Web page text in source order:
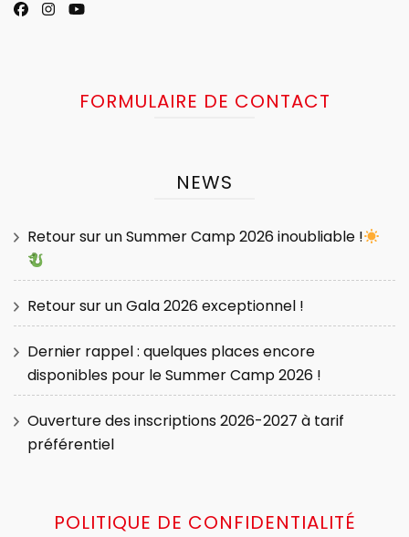
FORMULAIRE DE CONTACT
NEWS
Retour sur un Summer Camp 2026 inoubliable !
Retour sur un Gala 2026 exceptionnel !
Dernier rappel : quelques places encore
disponibles pour le Summer Camp 2026 !
Ouverture des inscriptions 2026-2027 à tarif
préférentiel
POLITIQUE DE CONFIDENTIALITÉ